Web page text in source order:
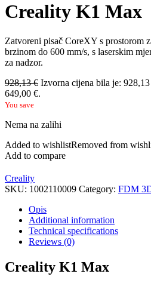
Creality K1 Max
Zatvoreni pisač CoreXY s prostorom
brzinom do 600 mm/s, s laserskim
za nadzor.
928,13€ Izvorna cijena bila je: 928,13
649,00 €.
You save
Nema na zalihi
Added to wishlistRemoved from
Add to compare
Creality
SKU: 1002110009 Category: FDM
Opis
Additional information
Technical specifications
Reviews (0)
Creality K1 Max